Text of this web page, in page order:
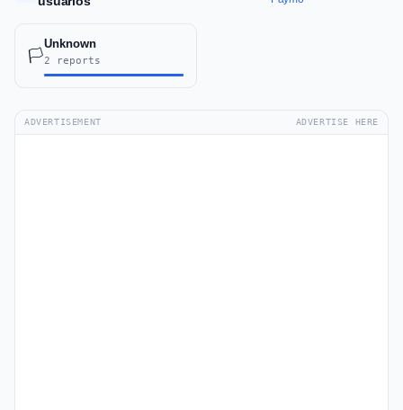
🏳️
Unknown
2 reports
ADVERTISEMENT ADVERTISE HERE